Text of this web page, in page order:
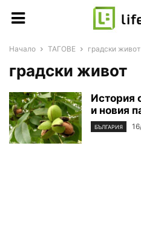
Начало ТАГОВЕ градски живот
градски живот
История
и новия
БЪЛГАРИЯ